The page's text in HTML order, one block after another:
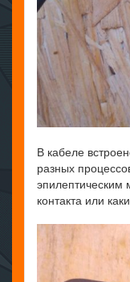
В кабеле
разных
эпилептическим
контакта или